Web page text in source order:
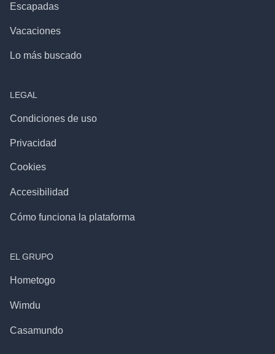
Escapadas
Vacaciones
Lo más buscado
LEGAL
Condiciones de uso
Privacidad
Cookies
Accesibilidad
Cómo funciona la plataforma
EL GRUPO
Hometogo
Wimdu
Casamundo